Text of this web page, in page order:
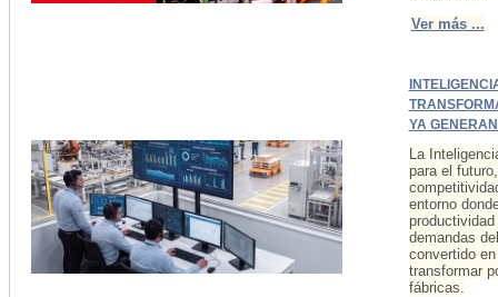
Ver más ...
YA
La
para el
entorno
demandas
convertido
transformar
fábricas.